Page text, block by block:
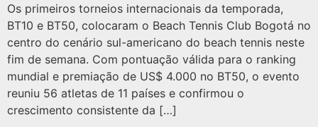
Os primeiros torneios internacionais da temporada,
BT10 e BT50, colocaram o Beach Tennis Club Bogotá no
centro do cenário sul-americano do beach tennis neste
fim de semana. Com pontuação válida para o ranking
mundial e premiação de US$ 4.000 no BT50, o evento
reuniu 56 atletas de 11 países e confirmou o
crescimento consistente da […]